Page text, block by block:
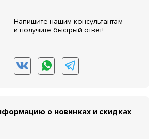
Напишите нашим консультантам
и получите быстрый ответ!
о новинках и скидках